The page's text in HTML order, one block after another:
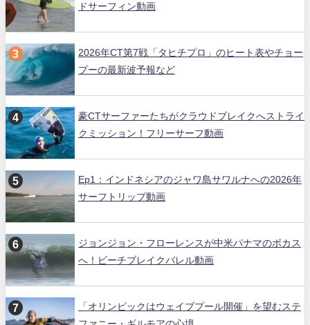
ドサーフィン動画
2026年CT第7戦「タヒチプロ」のヒート表やチョー
プーの最新波予報など
豪CTサーファーたちがクラウドブレイクへストライ
クミッション！フリーサーフ動画
Ep1：インドネシアのジャワ島サワルナへの2026年
サーフトリップ動画
ジョンジョン・フローレンスが中米パナマのボカス
へ！ビーチブレイクバレル動画
「オリンピックはウェイブプール開催」を望むステ